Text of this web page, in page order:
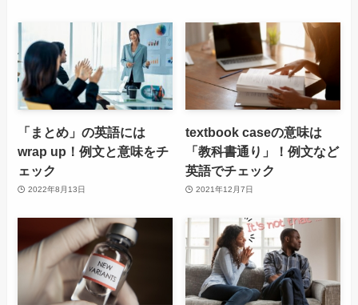
「まとめ」の英語には
wrap up！例文と意味をチ
ェック
2022年8月13日
textbook caseの意味は
「教科書通り」！例文など
英語でチェック
2021年12月7日